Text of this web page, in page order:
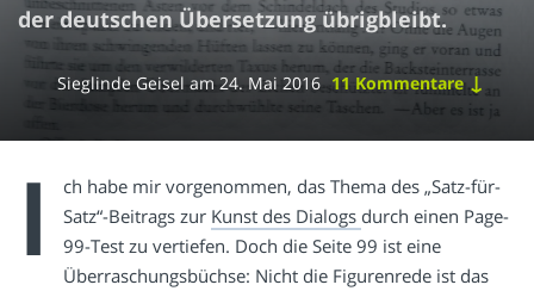
der deutschen Übersetzung übrigbleibt.
Sieglinde Geiselam 24. Mai 2016 11 Kommentare ↓
I
ch habe mir vorgenommen, das Thema des „Satz-für-
Satz“-Beitrags zur Kunst des Dialogs durch einen Page-
99-Test zu vertiefen. Doch die Seite 99 ist eine
Überraschungsbüchse: Nicht die Figurenrede ist das